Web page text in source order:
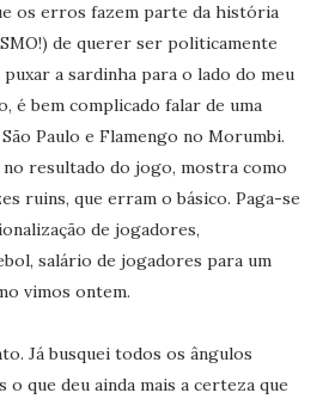
os erros fazem parte da história
de querer ser politicamente
a sardinha para o lado do meu
é bem complicado falar de uma
Paulo e Flamengo no Morumbi.
resultado do jogo, mostra como
ruins, que erram o básico. Paga-se
de jogadores,
salário de jogadores para um
vimos ontem.
Já busquei todos os ângulos
o que deu ainda mais a certeza que